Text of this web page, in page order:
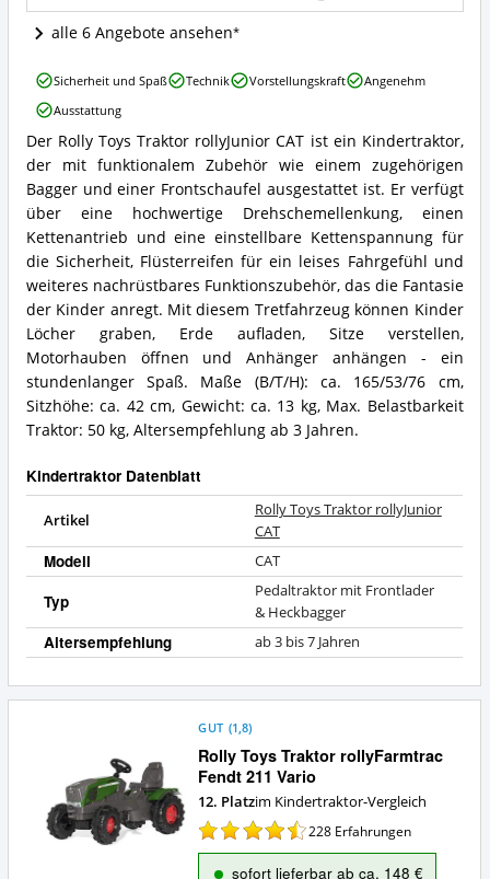
dieser
Kindertraktor
alle 6 Angebote ansehen
Rolly
Toys
Traktor
rollyJunior
CAT
Zusammenfassung:
Was
bietet
dieser
Kindertraktor?
Der Rolly Toys Traktor rollyJunior CAT ist ein Kindertraktor,
der mit funktionalem Zubehör wie einem zugehörigen
Bagger und einer Frontschaufel ausgestattet ist. Er verfügt
über eine hochwertige Drehschemellenkung, einen
Kettenantrieb und eine einstellbare Kettenspannung für
die Sicherheit, Flüsterreifen für ein leises Fahrgefühl und
weiteres nachrüstbares Funktionszubehör, das die Fantasie
der Kinder anregt. Mit diesem Tretfahrzeug können Kinder
Löcher graben, Erde aufladen, Sitze verstellen,
Motorhauben öffnen und Anhänger anhängen - ein
stundenlanger Spaß. Maße (B/T/H): ca. 165/53/76 cm,
Sitzhöhe: ca. 42 cm, Gewicht: ca. 13 kg, Max. Belastbarkeit
Traktor: 50 kg, Altersempfehlung ab 3 Jahren.
Kindertraktor Datenblatt
Artikel
Rolly Toys Traktor rollyJunior
CAT
Modell CAT
Typ
Pedaltraktor mit Frontlader
& Heckbagger
Altersempfehlung ab 3 bis 7 Jahren
Rolly
Toys
Traktor
rollyJunior
CAT
Vorteile:
Was
spricht
für
diesen
Kindertraktor?
Sicherheit und Spaß Technik Vorstellungskraft
Angenehm
Ausstattung
Rolly Toys Traktor rollyFarmtrac
Fendt 211 Vario
GUT (1,8)
12. Platzim Kindertraktor-Vergleich
228 Erfahrungen
sofort lieferbar ab ca. 148 €